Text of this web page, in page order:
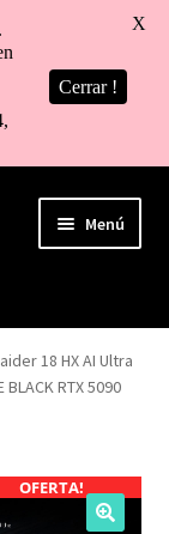
Menú
18 HX AI Ultra
BLACK RTX 5090
OFERTA!
Cerrar !
X